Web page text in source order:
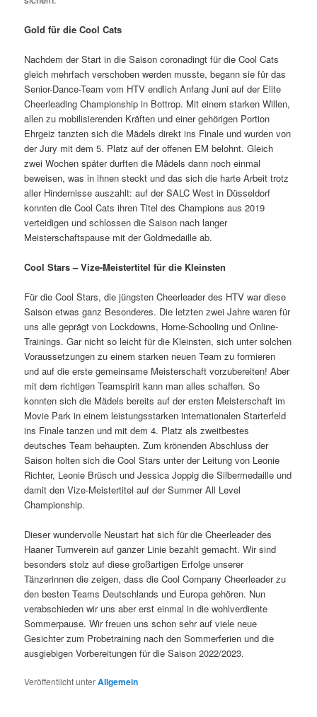
Gold für die Cool Cats
Nachdem der Start in die Saison coronadingt für die Cool Cats
gleich mehrfach verschoben werden musste, begann sie für das
Senior-Dance-Team vom HTV endlich Anfang Juni auf der Elite
Cheerleading Championship in Bottrop. Mit einem starken Willen,
allen zu mobilisierenden Kräften und einer gehörigen Portion
Ehrgeiz tanzten sich die Mädels direkt ins Finale und wurden von
der Jury mit dem 5. Platz auf der offenen EM belohnt. Gleich
zwei Wochen später durften die Mädels dann noch einmal
beweisen, was in ihnen steckt und das sich die harte Arbeit trotz
aller Hindernisse auszahlt: auf der SALC West in Düsseldorf
konnten die Cool Cats ihren Titel des Champions aus 2019
verteidigen und schlossen die Saison nach langer
Meisterschaftspause mit der Goldmedaille ab.
Cool Stars – Vize-Meistertitel für die Kleinsten
Für die Cool Stars, die jüngsten Cheerleader des HTV war diese
Saison etwas ganz Besonderes. Die letzten zwei Jahre waren für
uns alle geprägt von Lockdowns, Home-Schooling und Online-
Trainings. Gar nicht so leicht für die Kleinsten, sich unter solchen
Voraussetzungen zu einem starken neuen Team zu formieren
und auf die erste gemeinsame Meisterschaft vorzubereiten! Aber
mit dem richtigen Teamspirit kann man alles schaffen. So
konnten sich die Mädels bereits auf der ersten Meisterschaft im
Movie Park in einem leistungsstarken internationalen Starterfeld
ins Finale tanzen und mit dem 4. Platz als zweitbestes
deutsches Team behaupten. Zum krönenden Abschluss der
Saison holten sich die Cool Stars unter der Leitung von Leonie
Richter, Leonie Brüsch und Jessica Joppig die Silbermedaille und
damit den Vize-Meistertitel auf der Summer All Level
Championship.
Dieser wundervolle Neustart hat sich für die Cheerleader des
Haaner Turnverein auf ganzer Linie bezahlt gemacht. Wir sind
besonders stolz auf diese großartigen Erfolge unserer
Tänzerinnen die zeigen, dass die Cool Company Cheerleader zu
den besten Teams Deutschlands und Europa gehören. Nun
verabschieden wir uns aber erst einmal in die wohlverdiente
Sommerpause. Wir freuen uns schon sehr auf viele neue
Gesichter zum Probetraining nach den Sommerferien und die
ausgiebigen Vorbereitungen für die Saison 2022/2023.
Veröffentlicht unterAllgemein